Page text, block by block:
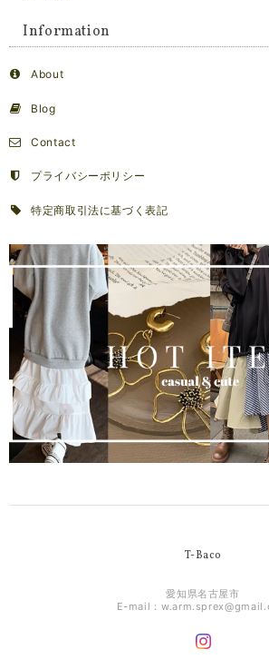
Information
About
Blog
Contact
プライバシーポリシー
特定商取引法に基づく表記
T-Baco
愛知県名古屋市
E-mail：